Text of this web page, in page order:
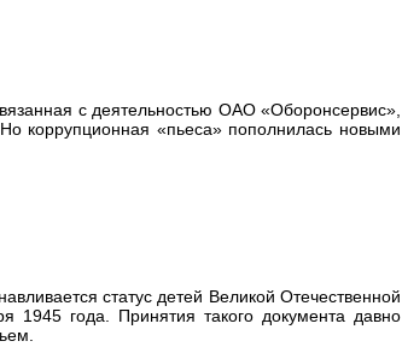
с деятельностью ОАО «Оборонсервис»,
коррупционная «пьеса» пополнилась новыми
статус детей Великой Отечественной
года. Принятия такого документа давно